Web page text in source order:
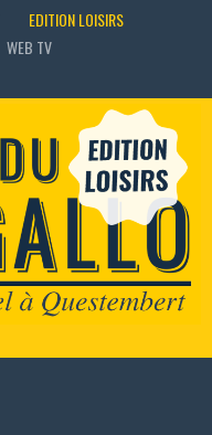
EDITION LOISIRS
WEB TV